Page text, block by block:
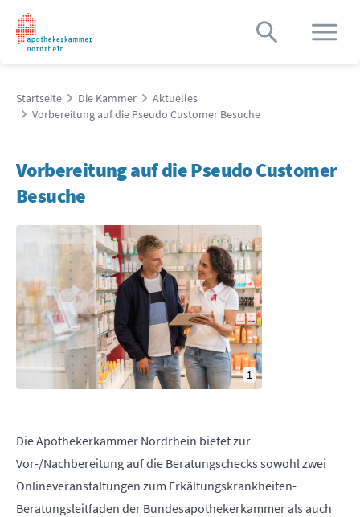
Startseite Die Kammer
Aktuelles
Vorbereitung auf die Pseudo Customer Besuche
Vorbereitung auf die Pseudo Customer
Besuche
1
Die Apothekerkammer Nordrhein bietet zur
Vor-/Nachbereitung auf die Beratungschecks sowohl zwei
Onlineveranstaltungen zum Erkältungskrankheiten-
Beratungsleitfaden der Bundesapothekerkammer als auch